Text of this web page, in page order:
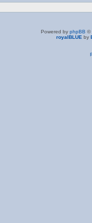
Powered by phpBB ©
royalBLUE by